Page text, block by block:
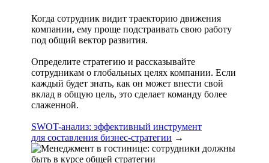
Когда сотрудник видит траекторию движения
компании, ему проще подстраивать свою работу
под общий вектор развития.
Определите стратегию и рассказывайте
сотрудникам о глобальных целях компании. Если
каждый будет знать, как он может внести свой
вклад в общую цель, это сделает команду более
слаженной.
SWOT-анализ: эффективный инструмент
для составления бизнес-стратегии →